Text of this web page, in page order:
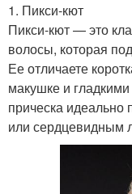
1. Пикси-кют
Пикси-кют — это
волосы, которая
Ее отличаете
макушке и
прическа
или сердцевидным